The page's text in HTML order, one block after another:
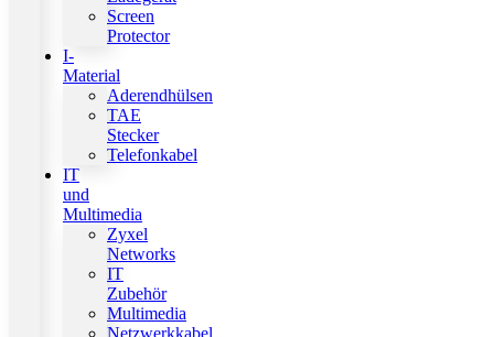
Screen
Protector
I-
Material
Aderendhülsen
TAE
Stecker
Telefonkabel
IT
und
Multimedia
Zyxel
Networks
IT
Zubehör
Multimedia
Netzwerkkabel